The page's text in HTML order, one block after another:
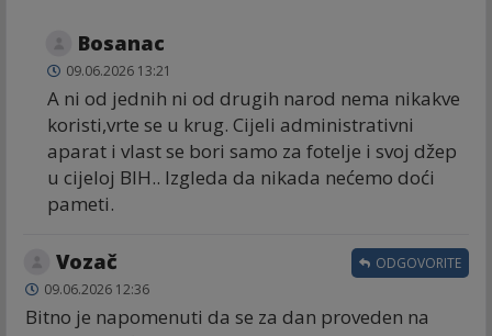
Bosanac
09.06.2026 13:21
A ni od jednih ni od drugih narod nema nikakve
koristi,vrte se u krug. Cijeli administrativni
aparat i vlast se bori samo za fotelje i svoj džep
u cijeloj BIH.. Izgleda da nikada nećemo doći
pameti.
Vozač
09.06.2026 12:36
Bitno je napomenuti da se za dan proveden na
ODGOVORITE